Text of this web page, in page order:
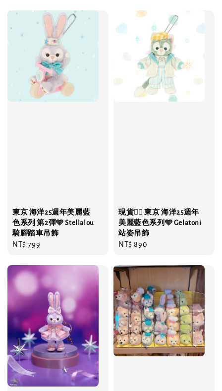
東京 海洋25週年美麗藍
色系列 第2彈🩵 Stellalou
騎腳踏車吊飾
Regular
NT$ 799
現貨❤️‍🔥 東京 海洋25週年
美麗藍色系列🩵 Gelatoni
站姿吊飾
Regular
NT$ 890